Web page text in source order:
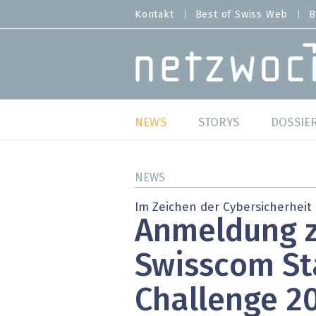
zum
MENU
Kontakt Best of Swiss Web
MAIN NAVIGATION
NEWS
Studien
Meinungen
Hands-on
STORYS
Best
SAP
NEWS
Im Zeichen der Cybersicherheit
Anmeldung
Swisscom
Challenge